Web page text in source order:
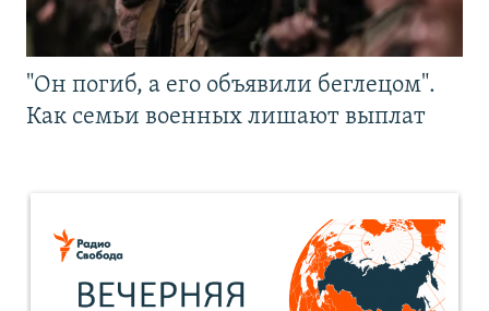
"Он погиб, а его объявили беглецом".
Как семьи военных лишают выплат